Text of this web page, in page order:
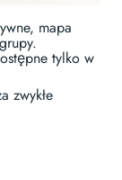
mapa
tylko w
zwykłe